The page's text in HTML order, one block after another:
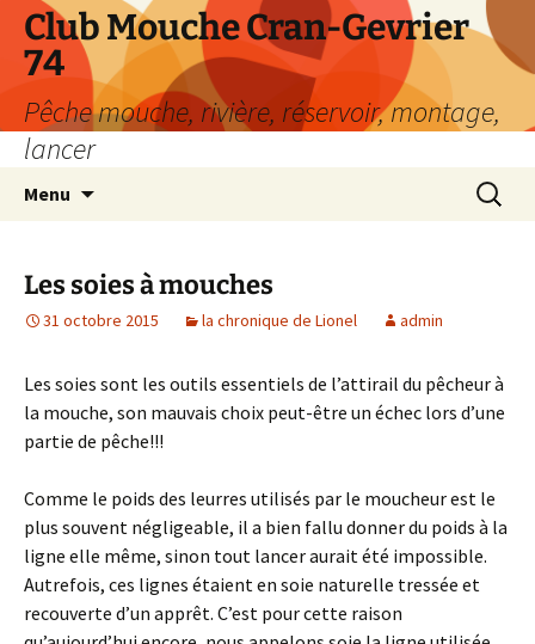
Aller
contenu
Club Mouche Cran-Gevrier
74
Pêche mouche, rivière, réservoir, montage,
lancer
Menu
Les soies à mouches
31 octobre 2015 la chronique de Lionel admin
Les soies sont les outils essentiels de l’attirail du pêcheur à
la mouche, son mauvais choix peut-être un échec lors d’une
partie de pêche!!!
Comme le poids des leurres utilisés par le moucheur est le
plus souvent négligeable, il a bien fallu donner du poids à la
ligne elle même, sinon tout lancer aurait été impossible.
Autrefois, ces lignes étaient en soie naturelle tressée et
recouverte d’un apprêt. C’est pour cette raison